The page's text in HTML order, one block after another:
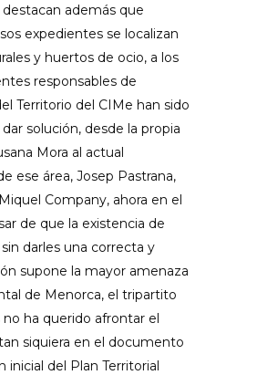
además que
expedientes se localizan
y huertos de ocio, a los
responsables de
Territorio del CIMe han sido
solución, desde la propia
Mora al actual
ese área, Josep Pastrana,
Company, ahora en el
de que la existencia de
darles una correcta y
supone la mayor amenaza
de Menorca, el tripartito
no ha querido afrontar el
siquiera en el documento
inicial del Plan Territorial